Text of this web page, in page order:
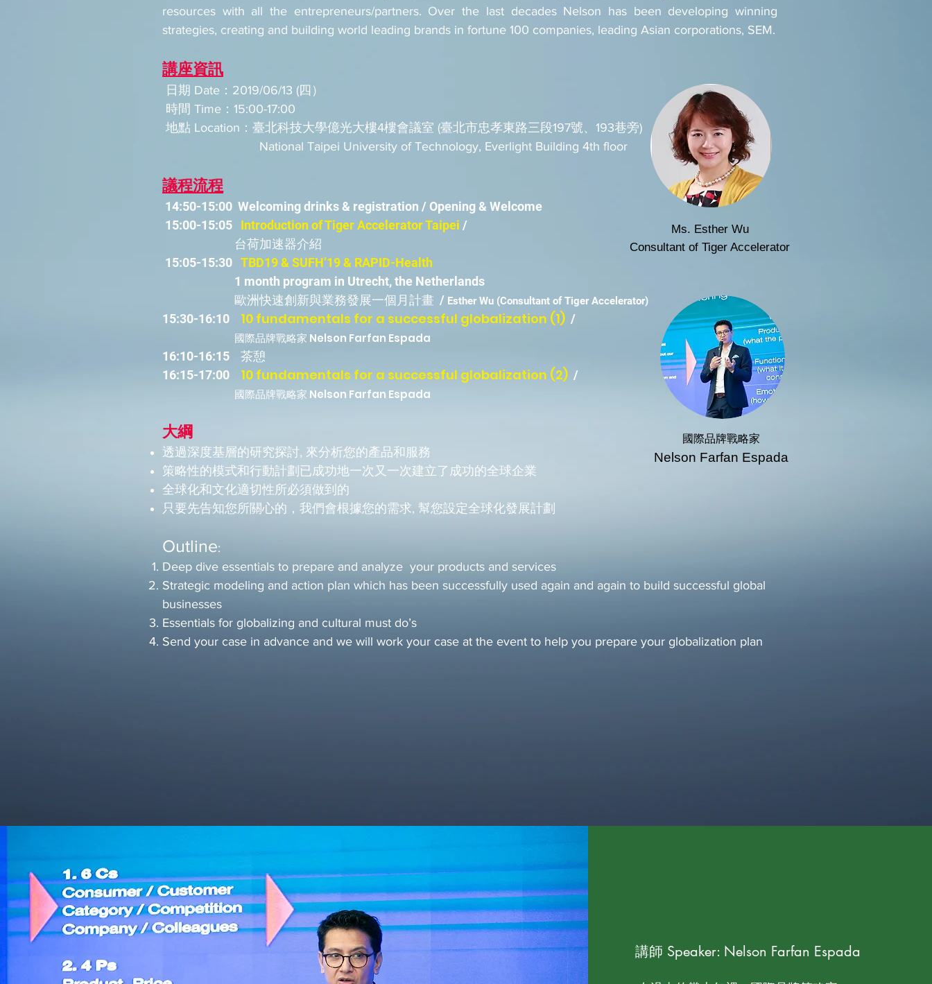
resources with all the entrepreneurs/partners. Over the last decades Nelson has been developing winning
strategies, creating and building world leading brands in fortune 100 companies, leading Asian corporations, SEM.
講座資訊
日期 Date：2019/06/13 (四）
時間 Time：15:00-17:00
地點 Location：臺北科技大學億光大樓4樓會議室 (臺北市忠孝東路三段197號、193巷旁)
National Taipei University of Technology, Everlight Building 4th floor
議程流程
14:50-15:00 Welcoming drinks & registration / Opening & Welcome
15:00-15:05 Introduction of Tiger Accelerator Taipei /
台荷加速器介紹
15:05-15:30 TBD19 & SUFH’19 & RAPID-Health
1 month program in Utrecht, the Netherlands
歐洲快速創新與業務發展一個月計畫 / Esther Wu (Consultant of Tiger Accelerator)
15:30-16:10 10 fundamentals for a successful globalization (1) /
國際品牌戰略家 Nelson Farfan Espada
16:10-16:15 茶憩
16:15-17:00 10 fundamentals for a successful globalization (2) /
國際品牌戰略家 Nelson Farfan Espada
大綱
透過深度基層的研究探討, 來分析您的產品和服務
策略性的模式和行動計劃已成功地一次又一次建立了成功的全球企業
全球化和文化適切性所必須做到的
只要先告知您所關心的，我們會根據您的需求, 幫您設定全球化發展計劃
Outline:
Deep dive essentials to prepare and analyze your products and services
Strategic modeling and action plan which has been successfully used again and again to build successful global
businesses
Essentials for globalizing and cultural must do’s
Send your case in advance and we will work your case at the event to help you prepare your globalization plan
Ms. Esther Wu
Consultant of Tiger Accelerator
國際品牌戰略家
Nelson Farfan Espada
講師 Speaker: Nelson Farfan Espada